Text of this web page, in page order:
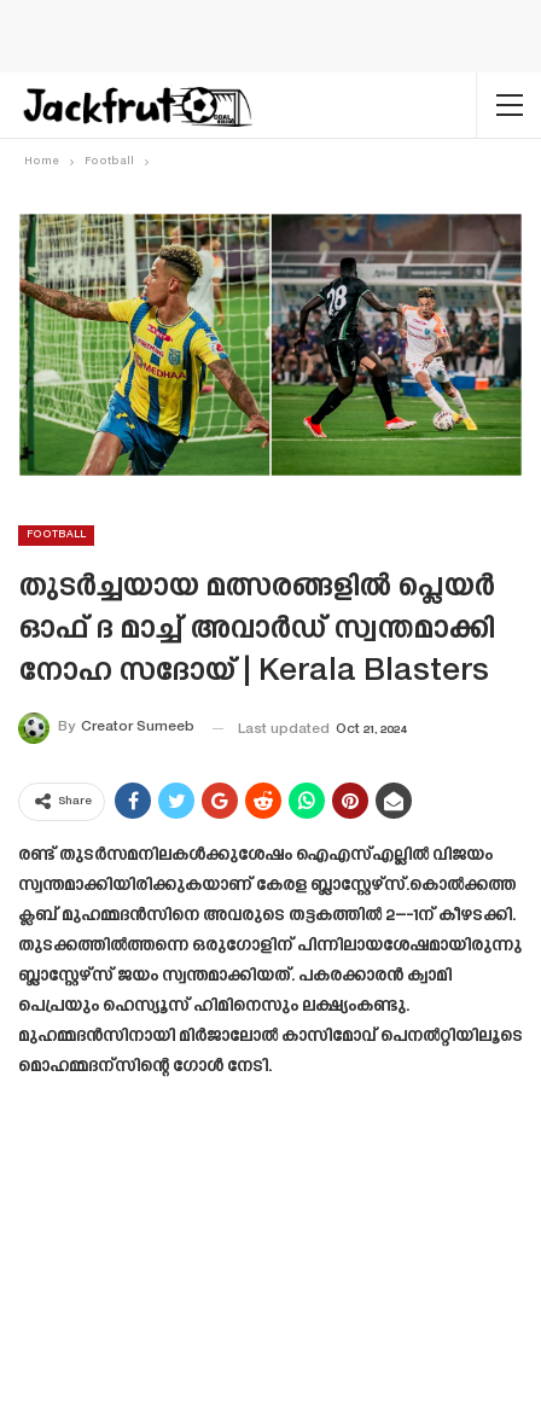
Home Football
FOOTBALL
തുടർച്ചയായ മത്സരങ്ങളിൽ പ്ലെയർ
ഓഫ് ദ മാച്ച് അവാർഡ് സ്വന്തമാക്കി
നോഹ സദോയ് | Kerala Blasters
By Creator Sumeeb Last updated Oct 21, 2024
Share
രണ്ട്‌ തുടർസമനിലകൾക്കുശേഷം ഐഎസ്‌എല്ലിൽ വിജയം
സ്വന്തമാക്കിയിരിക്കുകയാണ് കേരള ബ്ലാസ്റ്റേഴ്‌സ്.കൊൽക്കത്ത
ക്ലബ് മുഹമ്മദൻസിനെ അവരുടെ തട്ടകത്തിൽ 2–-1ന്‌ കീഴടക്കി.
തുടക്കത്തിൽത്തന്നെ ഒരുഗോളിന്‌ പിന്നിലായശേഷമായിരുന്നു
ബ്ലാസ്റ്റേഴ്‌സ് ജയം സ്വന്തമാക്കിയത്‌. പകരക്കാരൻ ക്വാമി
പെപ്രയും ഹെസ്യൂസ്‌ ഹിമിനെസും ലക്ഷ്യംകണ്ടു.
മുഹമ്മദൻസിനായി മിർജാലോൽ കാസിമോവ്‌ പെനൽറ്റിയിലൂടെ
മൊഹമ്മദന്സിന്റെ ഗോൾ നേടി.